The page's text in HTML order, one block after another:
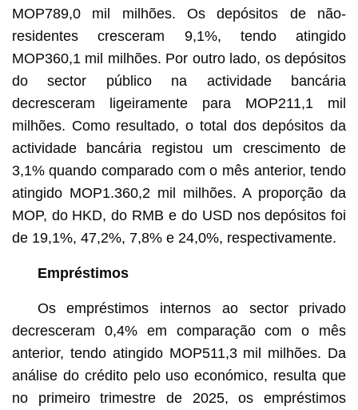
MOP789,0 mil milhões. Os depósitos de não-
residentes cresceram 9,1%, tendo atingido
MOP360,1 mil milhões. Por outro lado, os depósitos
do sector público na actividade bancária
decresceram ligeiramente para MOP211,1 mil
milhões. Como resultado, o total dos depósitos da
actividade bancária registou um crescimento de
3,1% quando comparado com o mês anterior, tendo
atingido MOP1.360,2 mil milhões. A proporção da
MOP, do HKD, do RMB e do USD nos depósitos foi
de 19,1%, 47,2%, 7,8% e 24,0%, respectivamente.
Empréstimos
Os empréstimos internos ao sector privado
decresceram 0,4% em comparação com o mês
anterior, tendo atingido MOP511,3 mil milhões. Da
análise do crédito pelo uso económico, resulta que
no primeiro trimestre de 2025, os empréstimos